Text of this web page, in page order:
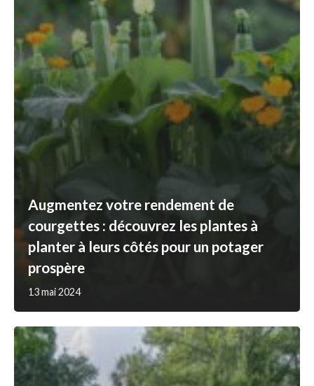
Augmentez votre rendement de
courgettes : découvrez les plantes à
planter à leurs côtés pour un potager
prospère
13 mai 2024